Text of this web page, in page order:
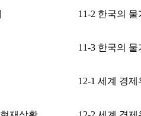
11-2 한국의
11-3 한국의
12-1 세계 경